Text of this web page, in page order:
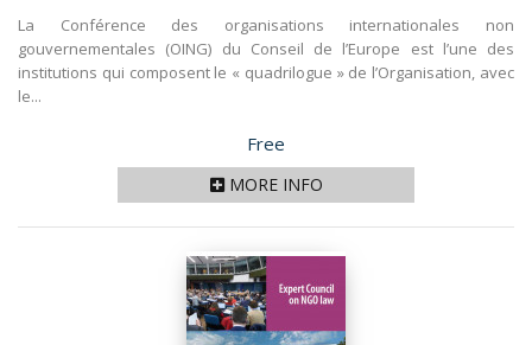
La Conférence des organisations internationales non
gouvernementales (OING) du Conseil de l’Europe est l’une des
institutions qui composent le « quadrilogue » de l’Organisation, avec
le...
Price
Free
MORE INFO